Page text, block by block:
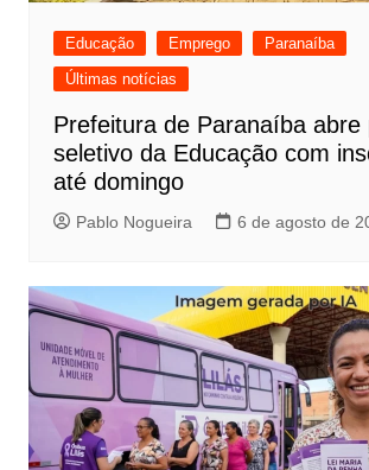
Educação Emprego
Paranaíba
Últimas notícias
Prefeitura de Paranaíba abre
seletivo da Educação com
até domingo
Pablo Nogueira 6 de agosto de